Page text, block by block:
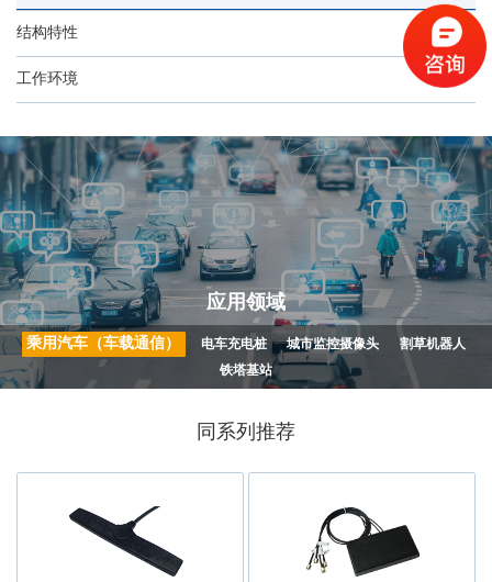
结构特性
工作环境
应用领域
乘用汽车（车载通信） 电车充电桩 城市监控摄像头
割草机器人
铁塔基站
同系列推荐